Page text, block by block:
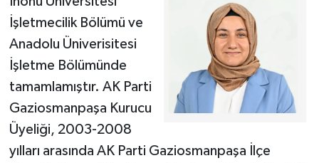
İşletmecilik Bölümü ve
Anadolu Üniverisitesi
İşletme Bölümünde
tamamlamıştır. AK Parti
Gaziosmanpaşa Kurucu
Üyeliği, 2003-2008
yılları arasında AK Parti Gaziosmanpaşa İlçe